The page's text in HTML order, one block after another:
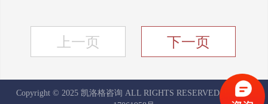
上一页 下一页
Copyright © 2025 凯洛格咨询 ALL RIGHTS RESERVED
京ICP备